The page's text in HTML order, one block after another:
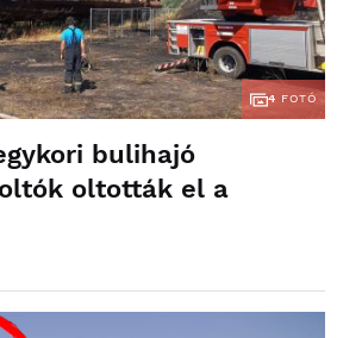
4 FOTÓ
bulihajó
oltották el a